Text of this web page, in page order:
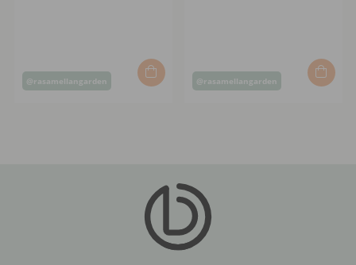
Opslag
@rasamellangarden
Opslag
@rasamellangarden